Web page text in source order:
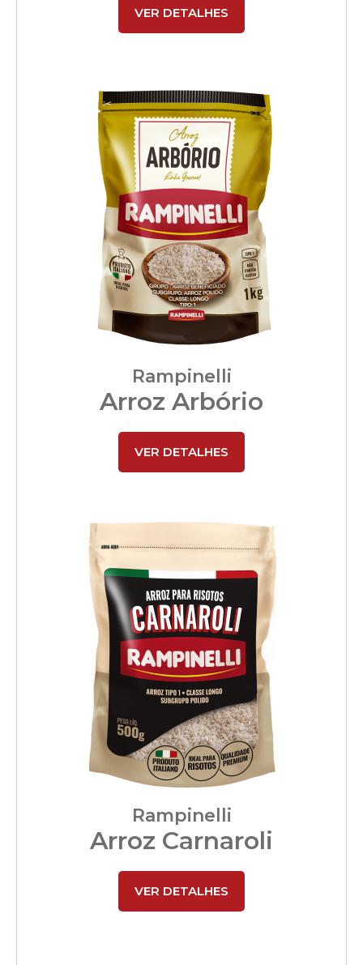
VER DETALHES
Rampinelli
Arroz Arbório
VER DETALHES
Rampinelli
Arroz Carnaroli
VER DETALHES